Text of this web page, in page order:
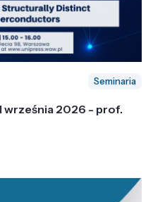
Seminaria
2026 - prof.